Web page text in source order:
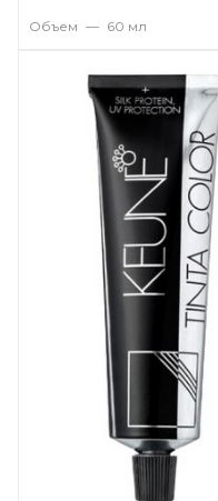
Объем — 60 мл